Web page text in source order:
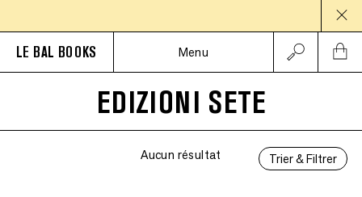
LE BAL BOOKS Menu
EDIZIONI SETE
Trier & Filtrer
Aucun résultat